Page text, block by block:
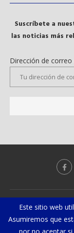
Suscríbete a
las noticias más
Dirección de
@2019 - Todos los
Este sitio web
Asumiremos que